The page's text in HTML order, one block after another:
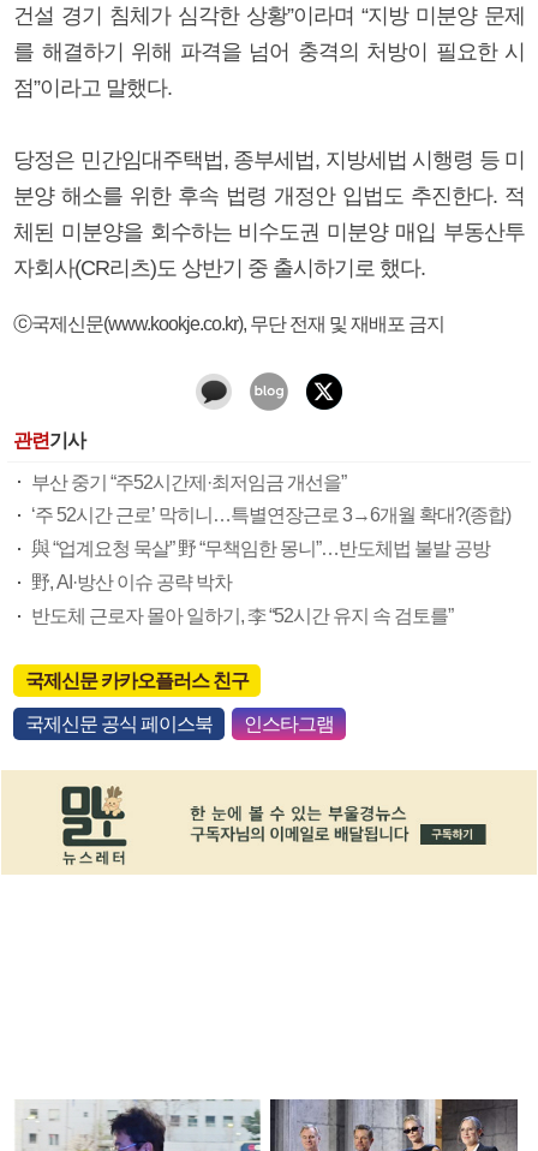
건설 경기 침체가 심각한 상황”이라며 “지방 미분양 문제
를 해결하기 위해 파격을 넘어 충격의 처방이 필요한 시
점”이라고 말했다.
당정은 민간임대주택법, 종부세법, 지방세법 시행령 등 미
분양 해소를 위한 후속 법령 개정안 입법도 추진한다. 적
체된 미분양을 회수하는 비수도권 미분양 매입 부동산투
자회사(CR리츠)도 상반기 중 출시하기로 했다.
ⓒ국제신문(www.kookje.co.kr), 무단 전재 및 재배포 금지
관련기사
부산 중기 “주52시간제·최저임금 개선을”
‘주 52시간 근로’ 막히니…특별연장근로 3→6개월 확대?(종합)
與 “업계요청 묵살” 野 “무책임한 몽니”…반도체법 불발 공방
野, AI·방산 이슈 공략 박차
반도체 근로자 몰아 일하기, 李 “52시간 유지 속 검토를”
국제신문 카카오플러스 친구
국제신문 공식 페이스북 인스타그램